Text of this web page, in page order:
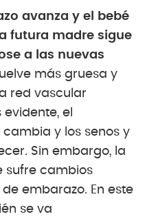
avanza y el bebé
futura madre sigue
a las nuevas
más gruesa y
red vascular
el
y los senos y
Sin embargo, la
sufre cambios
embarazo. En este
se va